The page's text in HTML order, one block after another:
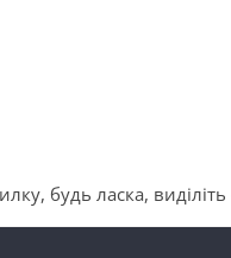
будь ласка, виділіть